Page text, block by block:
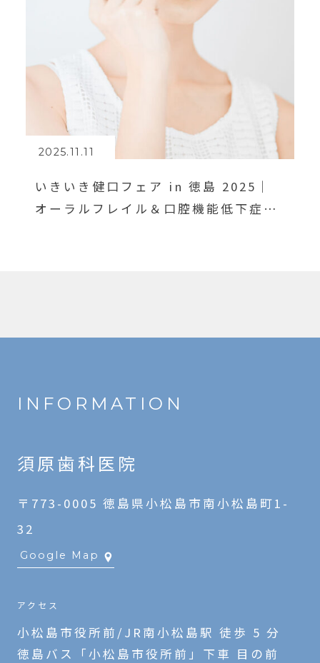
2025.11.11
いきいき健口フェア in 徳島 2025｜
オーラルフレイル＆口腔機能低下症を
INFORMATION
須原歯科医院
〒773-0005 徳島県小松島市南小松島町1-
32
Google Map
アクセス
小松島市役所前/JR南小松島駅 徒歩 5 分
徳島バス「小松島市役所前」下車 目の前